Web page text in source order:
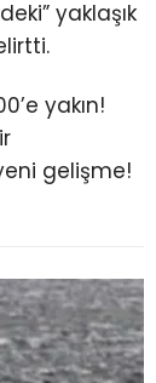
yaklaşık
yakın!
gelişme!